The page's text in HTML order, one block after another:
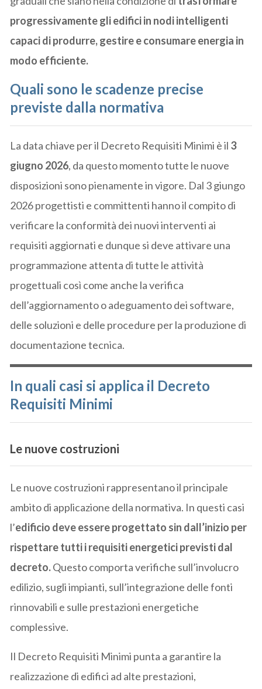
progressivamente gli edifici in nodi intelligenti
capaci di produrre, gestire e consumare energia in
modo efficiente.
Quali sono le scadenze precise
previste dalla normativa
La data chiave per il Decreto Requisiti Minimi è il 3
giugno 2026, da questo momento tutte le nuove
disposizioni sono pienamente in vigore. Dal 3 giungo
2026 progettisti e committenti hanno il compito di
verificare la conformità dei nuovi interventi ai
requisiti aggiornati e dunque si deve attivare una
programmazione attenta di tutte le attività
progettuali così come anche la verifica
dell’aggiornamento o adeguamento dei software,
delle soluzioni e delle procedure per la produzione di
documentazione tecnica.
In quali casi si applica il Decreto
Requisiti Minimi
Le nuove costruzioni
Le nuove costruzioni rappresentano il principale
ambito di applicazione della normativa. In questi casi
l’edificio deve essere progettato sin dall’inizio per
rispettare tutti i requisiti energetici previsti dal
decreto.Questo comporta verifiche sull’involucro
edilizio, sugli impianti, sull’integrazione delle fonti
rinnovabili e sulle prestazioni energetiche
complessive.
Il Decreto Requisiti Minimi punta a garantire la
realizzazione di edifici ad alte prestazioni,